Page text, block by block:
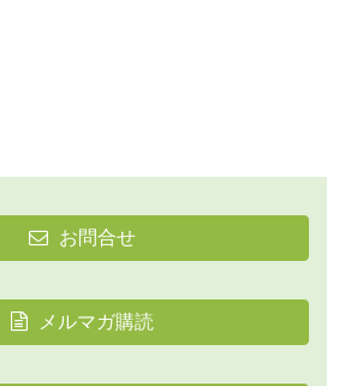
お問合せ
メルマガ購読